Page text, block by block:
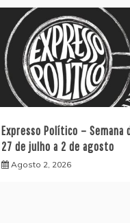
Expresso Político – Semana
27 de julho a 2 de agosto
Agosto 2, 2026